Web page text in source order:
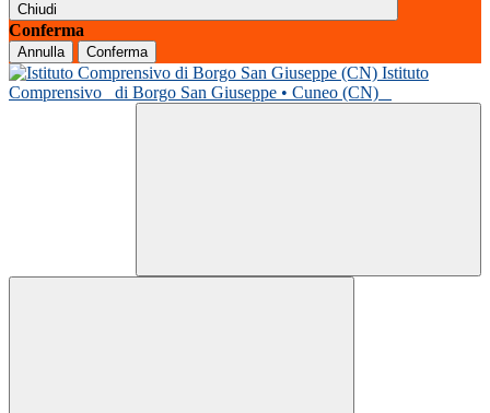
Chiudi
Conferma
Annulla Conferma
Istituto
Comprensivo
di Borgo San Giuseppe • Cuneo (CN)